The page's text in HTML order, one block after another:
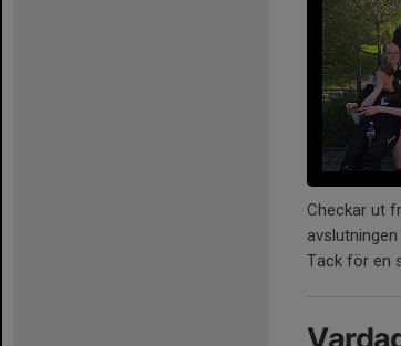
Checkar ut
Tack för en